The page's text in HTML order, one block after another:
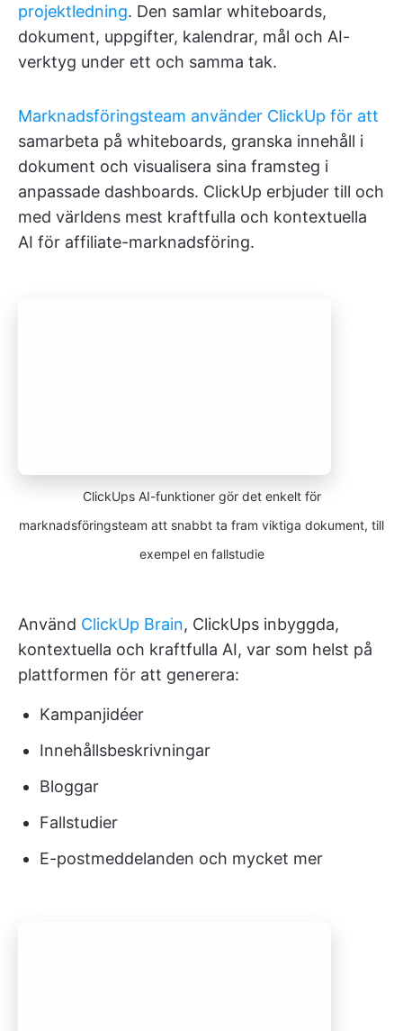
projektledning. Den samlar whiteboards,
dokument, uppgifter, kalendrar, mål och AI-
verktyg under ett och samma tak.
Marknadsföringsteam använder ClickUp för att
samarbeta på whiteboards, granska innehåll i
dokument och visualisera sina framsteg i
anpassade dashboards. ClickUp erbjuder till och
med världens mest kraftfulla och kontextuella
AI för affiliate-marknadsföring.
ClickUps AI-funktioner gör det enkelt för
marknadsföringsteam att snabbt ta fram viktiga dokument, till
exempel en fallstudie
Använd ClickUp Brain, ClickUps inbyggda,
kontextuella och kraftfulla AI, var som helst på
plattformen för att generera:
Kampanjidéer
Innehållsbeskrivningar
Bloggar
Fallstudier
E-postmeddelanden och mycket mer